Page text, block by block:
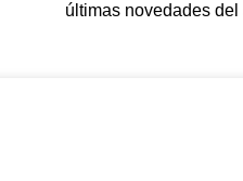
últimas novedades